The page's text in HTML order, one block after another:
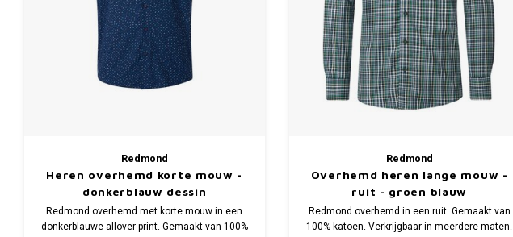
Redmond
Heren overhemd korte mouw -
donkerblauw dessin
Redmond overhemd met korte mouw in een
donkerblauwe allover print. Gemaakt van 100%
Redmond
Overhemd heren lange mouw -
ruit - groen blauw
Redmond overhemd in een ruit. Gemaakt van
100% katoen. Verkrijgbaar in meerdere maten.